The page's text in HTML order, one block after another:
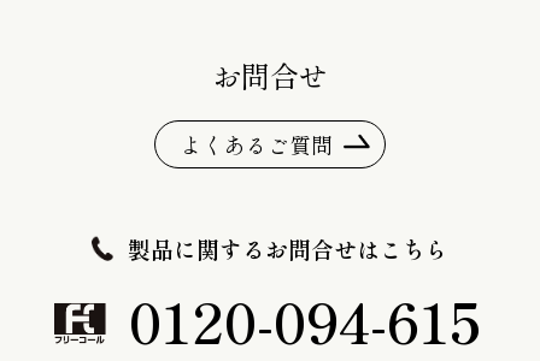
お問合せ
よくあるご質問
製品に関するお問合せはこちら
0120-094-615